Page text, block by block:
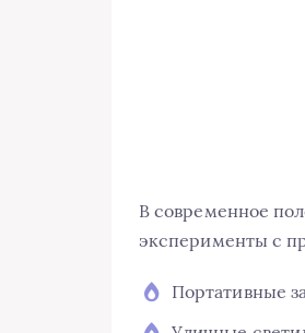
В современное
эксперименты с
Портативные